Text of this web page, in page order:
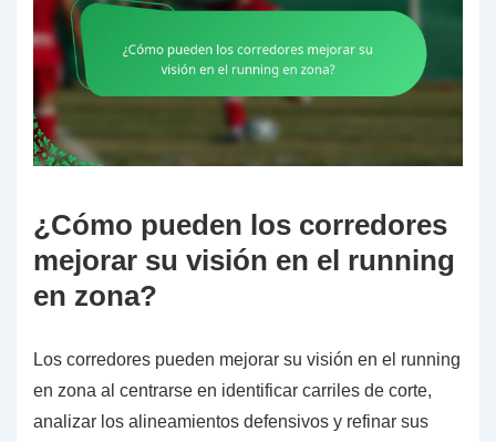
¿Cómo pueden los corredores
mejorar su visión en el running
en zona?
Los corredores pueden mejorar su visión en el running
en zona al centrarse en identificar carriles de corte,
analizar los alineamientos defensivos y refinar sus